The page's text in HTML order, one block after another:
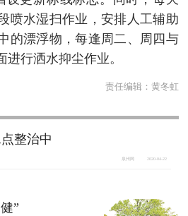
喷水湿扫作业，安排人工辅助
的漂浮物，每逢周二、周四与
进行洒水抑尘作业。
责任编辑： 黄冬虹
整治中
泉州网 2020-04-22
”